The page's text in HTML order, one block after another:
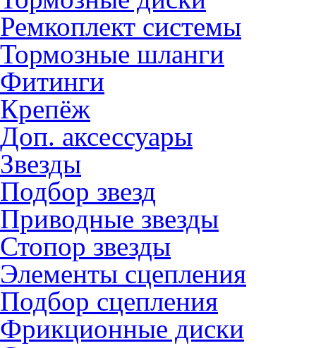
Ремкоплект системы
Тормозные шланги
Фитинги
Крепёж
Доп. аксессуары
Звезды
Подбор звезд
Приводные звезды
Стопор звезды
Элементы сцепления
Подбор сцепления
Фрикционные диски